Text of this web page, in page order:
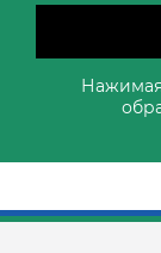
Нажимая